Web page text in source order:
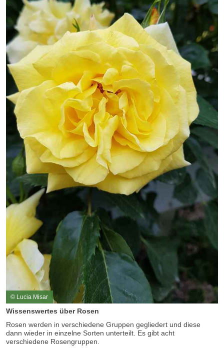
© Lucia Misar
Wissenswertes über Rosen
Rosen werden in verschiedene Gruppen gegliedert und diese
dann wieder in einzelne Sorten unterteilt. Es gibt acht
verschiedene Rosengruppen.